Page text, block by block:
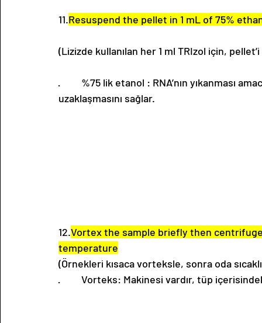
11.Resuspend the pellet in 1 mL of 75%
(Lizizde kullanılan her 1 ml TRIzol için,
·         %75 lik etanol : RNA’nın yıkanması
uzaklaşmasını sağlar.
12.Vortex the sample briefly then
temperature
(Örnekleri kısaca vorteksle, sonra oda
·         Vorteks: Makinesi vardır, tüp